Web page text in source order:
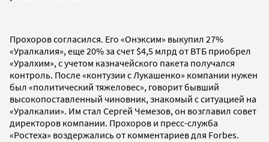
Прохоров согласился. Его «Онэксим» выкупил 27%
«Уралкалия», еще 20% за счет $4,5 млрд от ВТБ приобрел
«Уралхим», с учетом казначейского пакета получался
контроль. После «контузии с Лукашенко» компании нужен
был «политический тяжеловес», говорит бывший
высокопоставленный чиновник, знакомый с ситуацией на
«Уралкалии». Им стал Сергей Чемезов, он возглавил совет
директоров компании. Прохоров и пресс-служба
«Ростеха» воздержались от комментариев для Forbes.